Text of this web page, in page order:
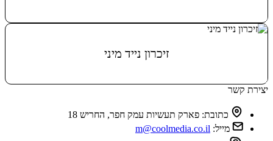
מידע נוסף
זיכרון נייד מיני
מידע נוסף
יצירת קשר
כתובת: פארק תעשיות עמק חפר, החריש 18
מייל: m@coolmedia.co.il